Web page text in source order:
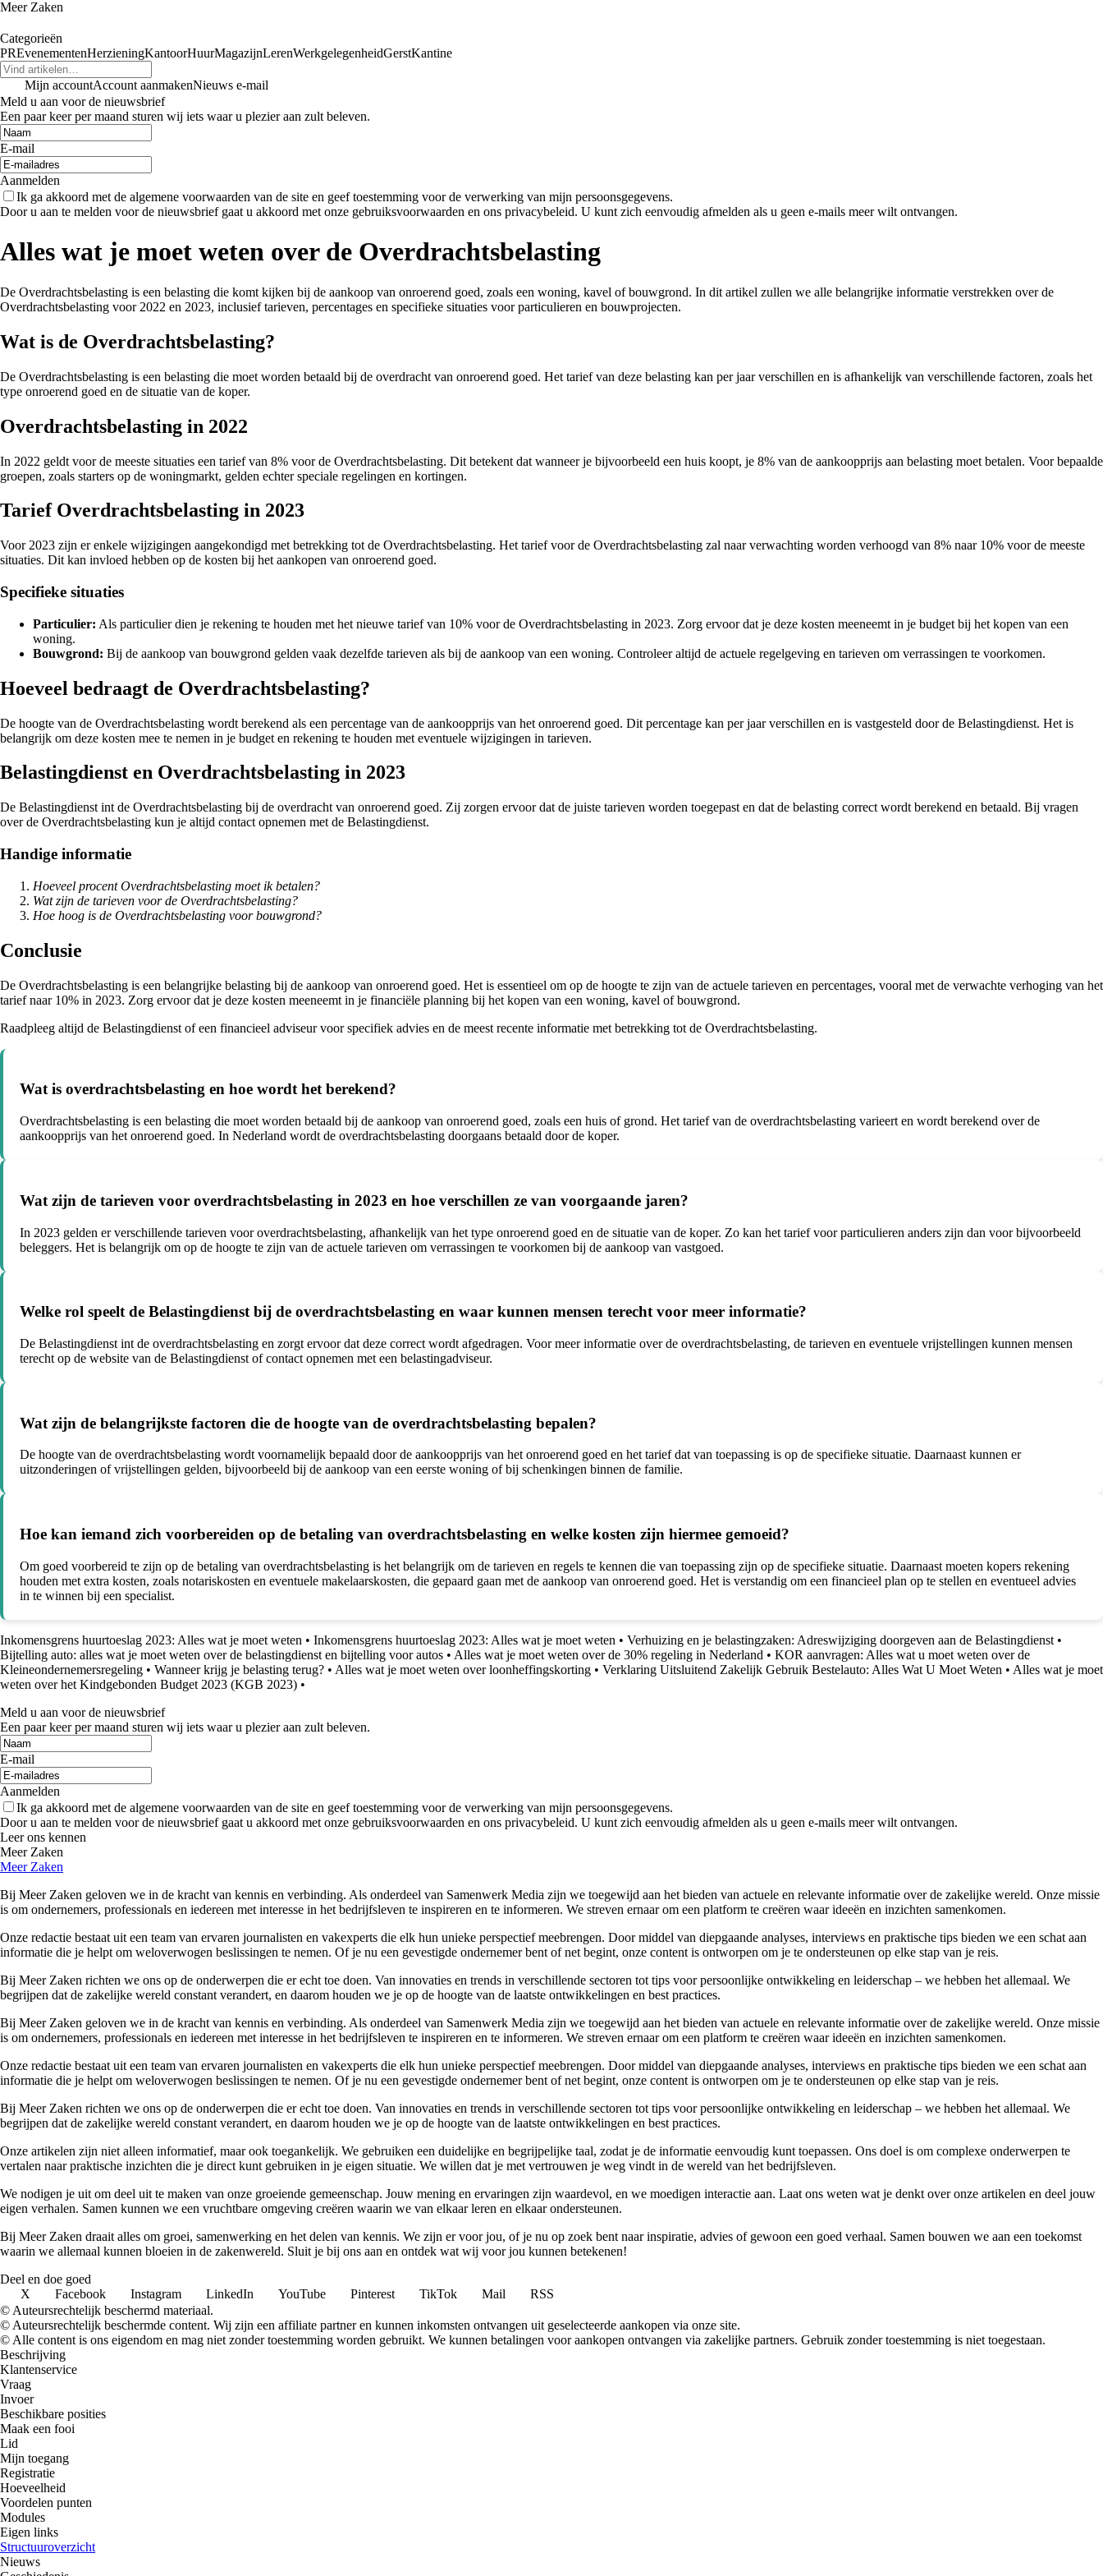
Meer Zaken
Categorieën
PREvenementenHerzieningKantoorHuurMagazijnLerenWerkgelegenheidGerstKantine
Mijn accountAccount aanmakenNieuws e-mail
Meld u aan voor de nieuwsbrief
Een paar keer per maand sturen wij iets waar u plezier aan zult beleven.
E-mail
Aanmelden
Ik ga akkoord met de algemene voorwaarden van de site en geef toestemming voor de verwerking van mijn persoonsgegevens.
Door u aan te melden voor de nieuwsbrief gaat u akkoord met onze gebruiksvoorwaarden en ons privacybeleid. U kunt zich eenvoudig afmelden als u geen e-mails meer wilt ontvangen.
Alles wat je moet weten over de Overdrachtsbelasting
De Overdrachtsbelasting is een belasting die komt kijken bij de aankoop van onroerend goed, zoals een woning, kavel of bouwgrond. In dit artikel zullen we alle belangrijke informatie verstrekken over de
Overdrachtsbelasting voor 2022 en 2023, inclusief tarieven, percentages en specifieke situaties voor particulieren en bouwprojecten.
Wat is de Overdrachtsbelasting?
De Overdrachtsbelasting is een belasting die moet worden betaald bij de overdracht van onroerend goed. Het tarief van deze belasting kan per jaar verschillen en is afhankelijk van verschillende factoren, zoals het
type onroerend goed en de situatie van de koper.
Overdrachtsbelasting in 2022
In 2022 geldt voor de meeste situaties een tarief van 8% voor de Overdrachtsbelasting. Dit betekent dat wanneer je bijvoorbeeld een huis koopt, je 8% van de aankoopprijs aan belasting moet betalen. Voor bepaalde
groepen, zoals starters op de woningmarkt, gelden echter speciale regelingen en kortingen.
Tarief Overdrachtsbelasting in 2023
Voor 2023 zijn er enkele wijzigingen aangekondigd met betrekking tot de Overdrachtsbelasting. Het tarief voor de Overdrachtsbelasting zal naar verwachting worden verhoogd van 8% naar 10% voor de meeste
situaties. Dit kan invloed hebben op de kosten bij het aankopen van onroerend goed.
Specifieke situaties
Particulier: Als particulier dien je rekening te houden met het nieuwe tarief van 10% voor de Overdrachtsbelasting in 2023. Zorg ervoor dat je deze kosten meeneemt in je budget bij het kopen van een
woning.
Bouwgrond: Bij de aankoop van bouwgrond gelden vaak dezelfde tarieven als bij de aankoop van een woning. Controleer altijd de actuele regelgeving en tarieven om verrassingen te voorkomen.
Hoeveel bedraagt de Overdrachtsbelasting?
De hoogte van de Overdrachtsbelasting wordt berekend als een percentage van de aankoopprijs van het onroerend goed. Dit percentage kan per jaar verschillen en is vastgesteld door de Belastingdienst. Het is
belangrijk om deze kosten mee te nemen in je budget en rekening te houden met eventuele wijzigingen in tarieven.
Belastingdienst en Overdrachtsbelasting in 2023
De Belastingdienst int de Overdrachtsbelasting bij de overdracht van onroerend goed. Zij zorgen ervoor dat de juiste tarieven worden toegepast en dat de belasting correct wordt berekend en betaald. Bij vragen
over de Overdrachtsbelasting kun je altijd contact opnemen met de Belastingdienst.
Handige informatie
Hoeveel procent Overdrachtsbelasting moet ik betalen?
Wat zijn de tarieven voor de Overdrachtsbelasting?
Hoe hoog is de Overdrachtsbelasting voor bouwgrond?
Conclusie
De Overdrachtsbelasting is een belangrijke belasting bij de aankoop van onroerend goed. Het is essentieel om op de hoogte te zijn van de actuele tarieven en percentages, vooral met de verwachte verhoging van het
tarief naar 10% in 2023. Zorg ervoor dat je deze kosten meeneemt in je financiële planning bij het kopen van een woning, kavel of bouwgrond.
Raadpleeg altijd de Belastingdienst of een financieel adviseur voor specifiek advies en de meest recente informatie met betrekking tot de Overdrachtsbelasting.
Wat is overdrachtsbelasting en hoe wordt het berekend?
Overdrachtsbelasting is een belasting die moet worden betaald bij de aankoop van onroerend goed, zoals een huis of grond. Het tarief van de overdrachtsbelasting varieert en wordt berekend over de
aankoopprijs van het onroerend goed. In Nederland wordt de overdrachtsbelasting doorgaans betaald door de koper.
Wat zijn de tarieven voor overdrachtsbelasting in 2023 en hoe verschillen ze van voorgaande jaren?
In 2023 gelden er verschillende tarieven voor overdrachtsbelasting, afhankelijk van het type onroerend goed en de situatie van de koper. Zo kan het tarief voor particulieren anders zijn dan voor bijvoorbeeld
beleggers. Het is belangrijk om op de hoogte te zijn van de actuele tarieven om verrassingen te voorkomen bij de aankoop van vastgoed.
Welke rol speelt de Belastingdienst bij de overdrachtsbelasting en waar kunnen mensen terecht voor meer informatie?
De Belastingdienst int de overdrachtsbelasting en zorgt ervoor dat deze correct wordt afgedragen. Voor meer informatie over de overdrachtsbelasting, de tarieven en eventuele vrijstellingen kunnen mensen
terecht op de website van de Belastingdienst of contact opnemen met een belastingadviseur.
Wat zijn de belangrijkste factoren die de hoogte van de overdrachtsbelasting bepalen?
De hoogte van de overdrachtsbelasting wordt voornamelijk bepaald door de aankoopprijs van het onroerend goed en het tarief dat van toepassing is op de specifieke situatie. Daarnaast kunnen er
uitzonderingen of vrijstellingen gelden, bijvoorbeeld bij de aankoop van een eerste woning of bij schenkingen binnen de familie.
Hoe kan iemand zich voorbereiden op de betaling van overdrachtsbelasting en welke kosten zijn hiermee gemoeid?
Om goed voorbereid te zijn op de betaling van overdrachtsbelasting is het belangrijk om de tarieven en regels te kennen die van toepassing zijn op de specifieke situatie. Daarnaast moeten kopers rekening
houden met extra kosten, zoals notariskosten en eventuele makelaarskosten, die gepaard gaan met de aankoop van onroerend goed. Het is verstandig om een financieel plan op te stellen en eventueel advies
in te winnen bij een specialist.
Inkomensgrens huurtoeslag 2023: Alles wat je moet weten • Inkomensgrens huurtoeslag 2023: Alles wat je moet weten • Verhuizing en je belastingzaken: Adreswijziging doorgeven aan de Belastingdienst •
Bijtelling auto: alles wat je moet weten over de belastingdienst en bijtelling voor autos • Alles wat je moet weten over de 30% regeling in Nederland • KOR aanvragen: Alles wat u moet weten over de
Kleineondernemersregeling • Wanneer krijg je belasting terug? • Alles wat je moet weten over loonheffingskorting • Verklaring Uitsluitend Zakelijk Gebruik Bestelauto: Alles Wat U Moet Weten • Alles wat je moet
weten over het Kindgebonden Budget 2023 (KGB 2023) •
Meld u aan voor de nieuwsbrief
Een paar keer per maand sturen wij iets waar u plezier aan zult beleven.
E-mail
Aanmelden
Ik ga akkoord met de algemene voorwaarden van de site en geef toestemming voor de verwerking van mijn persoonsgegevens.
Door u aan te melden voor de nieuwsbrief gaat u akkoord met onze gebruiksvoorwaarden en ons privacybeleid. U kunt zich eenvoudig afmelden als u geen e-mails meer wilt ontvangen.
Leer ons kennen
Meer Zaken
Meer Zaken
Bij Meer Zaken geloven we in de kracht van kennis en verbinding. Als onderdeel van Samenwerk Media zijn we toegewijd aan het bieden van actuele en relevante informatie over de zakelijke wereld. Onze missie
is om ondernemers, professionals en iedereen met interesse in het bedrijfsleven te inspireren en te informeren. We streven ernaar om een platform te creëren waar ideeën en inzichten samenkomen.
Onze redactie bestaat uit een team van ervaren journalisten en vakexperts die elk hun unieke perspectief meebrengen. Door middel van diepgaande analyses, interviews en praktische tips bieden we een schat aan
informatie die je helpt om weloverwogen beslissingen te nemen. Of je nu een gevestigde ondernemer bent of net begint, onze content is ontworpen om je te ondersteunen op elke stap van je reis.
Bij Meer Zaken richten we ons op de onderwerpen die er echt toe doen. Van innovaties en trends in verschillende sectoren tot tips voor persoonlijke ontwikkeling en leiderschap – we hebben het allemaal. We
begrijpen dat de zakelijke wereld constant verandert, en daarom houden we je op de hoogte van de laatste ontwikkelingen en best practices.
Bij Meer Zaken geloven we in de kracht van kennis en verbinding. Als onderdeel van Samenwerk Media zijn we toegewijd aan het bieden van actuele en relevante informatie over de zakelijke wereld. Onze missie
is om ondernemers, professionals en iedereen met interesse in het bedrijfsleven te inspireren en te informeren. We streven ernaar om een platform te creëren waar ideeën en inzichten samenkomen.
Onze redactie bestaat uit een team van ervaren journalisten en vakexperts die elk hun unieke perspectief meebrengen. Door middel van diepgaande analyses, interviews en praktische tips bieden we een schat aan
informatie die je helpt om weloverwogen beslissingen te nemen. Of je nu een gevestigde ondernemer bent of net begint, onze content is ontworpen om je te ondersteunen op elke stap van je reis.
Bij Meer Zaken richten we ons op de onderwerpen die er echt toe doen. Van innovaties en trends in verschillende sectoren tot tips voor persoonlijke ontwikkeling en leiderschap – we hebben het allemaal. We
begrijpen dat de zakelijke wereld constant verandert, en daarom houden we je op de hoogte van de laatste ontwikkelingen en best practices.
Onze artikelen zijn niet alleen informatief, maar ook toegankelijk. We gebruiken een duidelijke en begrijpelijke taal, zodat je de informatie eenvoudig kunt toepassen. Ons doel is om complexe onderwerpen te
vertalen naar praktische inzichten die je direct kunt gebruiken in je eigen situatie. We willen dat je met vertrouwen je weg vindt in de wereld van het bedrijfsleven.
We nodigen je uit om deel uit te maken van onze groeiende gemeenschap. Jouw mening en ervaringen zijn waardevol, en we moedigen interactie aan. Laat ons weten wat je denkt over onze artikelen en deel jouw
eigen verhalen. Samen kunnen we een vruchtbare omgeving creëren waarin we van elkaar leren en elkaar ondersteunen.
Bij Meer Zaken draait alles om groei, samenwerking en het delen van kennis. We zijn er voor jou, of je nu op zoek bent naar inspiratie, advies of gewoon een goed verhaal. Samen bouwen we aan een toekomst
waarin we allemaal kunnen bloeien in de zakenwereld. Sluit je bij ons aan en ontdek wat wij voor jou kunnen betekenen!
Deel en doe goed
X
Facebook Instagram LinkedIn YouTube Pinterest TikTok Mail
RSS
© Auteursrechtelijk beschermd materiaal.
© Auteursrechtelijk beschermde content. Wij zijn een affiliate partner en kunnen inkomsten ontvangen uit geselecteerde aankopen via onze site.
© Alle content is ons eigendom en mag niet zonder toestemming worden gebruikt. We kunnen betalingen voor aankopen ontvangen via zakelijke partners. Gebruik zonder toestemming is niet toegestaan.
Beschrijving
Klantenservice
Vraag
Invoer
Beschikbare posities
Maak een fooi
Lid
Mijn toegang
Registratie
Hoeveelheid
Voordelen punten
Modules
Eigen links
Structuuroverzicht
Nieuws